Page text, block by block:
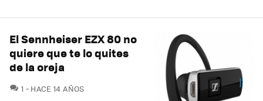
El Sennheiser EZX 80 no
quiere que te lo quites
de la oreja
1 COMENTARIOS
HACE 14 AÑOS